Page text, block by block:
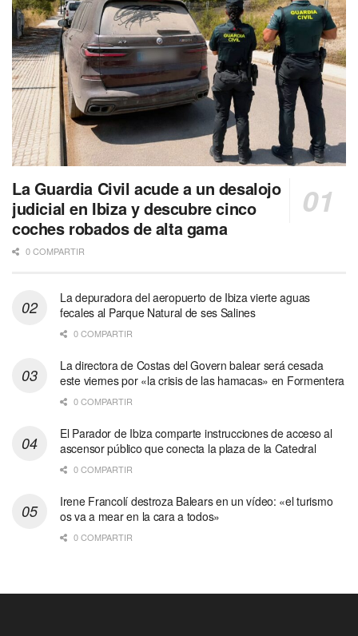
La Guardia Civil acude a un desalojo
judicial en Ibiza y descubre cinco
coches robados de alta gama
0 COMPARTIR
La depuradora del aeropuerto de Ibiza vierte aguas
fecales al Parque Natural de ses Salines
0 COMPARTIR
La directora de Costas del Govern balear será cesada
este viernes por «la crisis de las hamacas» en Formentera
0 COMPARTIR
El Parador de Ibiza comparte instrucciones de acceso al
ascensor público que conecta la plaza de la Catedral
0 COMPARTIR
Irene Francolí destroza Balears en un vídeo: «el turismo
os va a mear en la cara a todos»
0 COMPARTIR